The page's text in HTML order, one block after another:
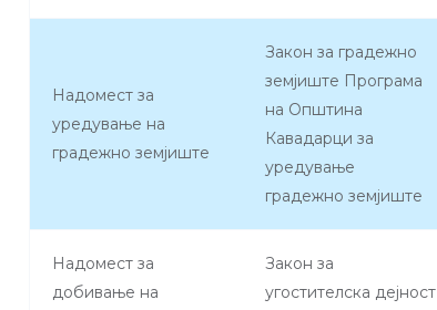
Надомест за
уредување на
градежно земјиште
Закон за градежно
земјиште Програма
на Општина
Кавадарци за
уредување
градежно земјиште
Надомест за
добивање на
Закон за
угостителска дејност